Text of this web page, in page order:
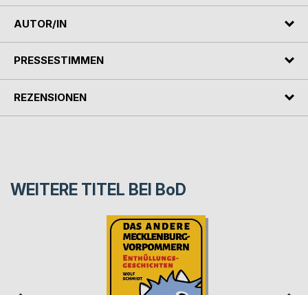
AUTOR/IN
PRESSESTIMMEN
REZENSIONEN
WEITERE TITEL BEI BoD